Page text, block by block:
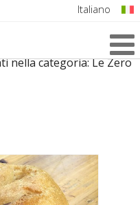
Italiano
German
nella categoria:Le Zero